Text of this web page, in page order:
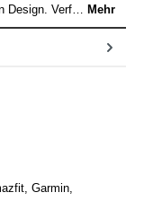
Design. Verf… Mehr